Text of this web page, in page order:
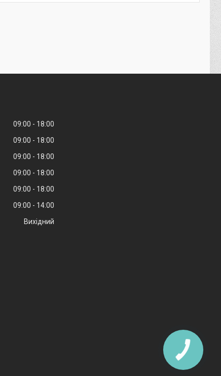
09:00
18:00
09:00
18:00
09:00
18:00
09:00
18:00
09:00
18:00
09:00
14:00
Вихідний